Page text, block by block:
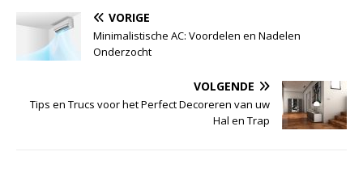
VORIGE
Minimalistische AC: Voordelen en Nadelen
Onderzocht
VOLGENDE
Tips en Trucs voor het Perfect Decoreren van uw
Hal en Trap